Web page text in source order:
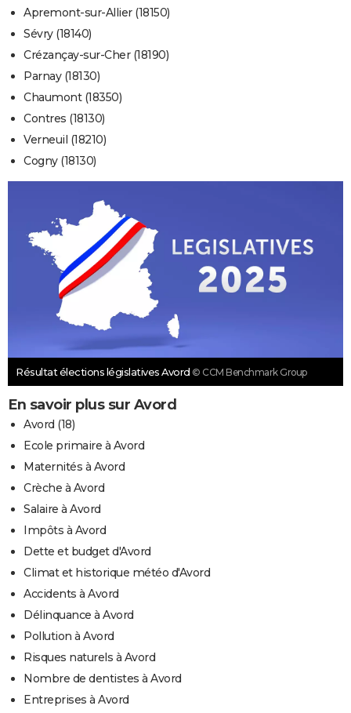
Apremont-sur-Allier (18150)
Sévry (18140)
Crézançay-sur-Cher (18190)
Parnay (18130)
Chaumont (18350)
Contres (18130)
Verneuil (18210)
Cogny (18130)
Résultat élections législatives Avord © CCM Benchmark Group
En savoir plus sur Avord
Avord (18)
Ecole primaire à Avord
Maternités à Avord
Crèche à Avord
Salaire à Avord
Impôts à Avord
Dette et budget d'Avord
Climat et historique météo d'Avord
Accidents à Avord
Délinquance à Avord
Pollution à Avord
Risques naturels à Avord
Nombre de dentistes à Avord
Entreprises à Avord